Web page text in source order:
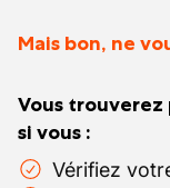
Mais bon, ne
Vous
si vous :
Vérifiez